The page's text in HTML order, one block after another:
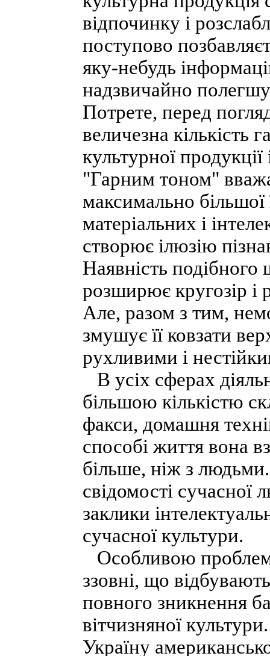
відпочинку і
поступово
яку-небудь
надзвичайно
Потрете, перед
величезна кількість
культурної
"Гарним тоном"
максимально більшої
матеріальних і
створює ілюзію
Наявність
розширює кругозір
Але, разом з тим,
змушує її ковзати
рухливими і
В усіх сферах
більшою кількістю
факси, домашня
способі життя вона
більше, ніж з
свідомості
заклики
сучасної культури.
Особливою
ззовні, що
повного зникнення
вітчизняної
Україну